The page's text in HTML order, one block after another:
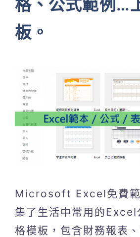
格、公式範例…
板。
Microsoft Excel免費範
集了生活中常用的Excel
格模板，包含財務報表